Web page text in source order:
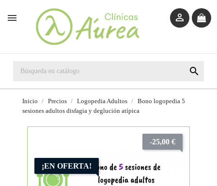
 

Inicio Precios Logopedia Adultos
Bono logopedia 5
sesiones adultos disfagia y deglución atípica
¡EN OFERTA!
-25,00 €